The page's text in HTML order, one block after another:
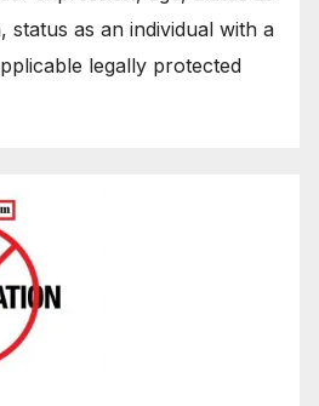
status as an individual with a
legally protected